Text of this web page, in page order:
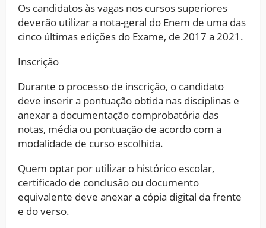
Os candidatos às vagas nos cursos superiores
deverão utilizar a nota-geral do Enem de uma das
cinco últimas edições do Exame, de 2017 a 2021.
Inscrição
Durante o processo de inscrição, o candidato
deve inserir a pontuação obtida nas disciplinas e
anexar a documentação comprobatória das
notas, média ou pontuação de acordo com a
modalidade de curso escolhida.
Quem optar por utilizar o histórico escolar,
certificado de conclusão ou documento
equivalente deve anexar a cópia digital da frente
e do verso.